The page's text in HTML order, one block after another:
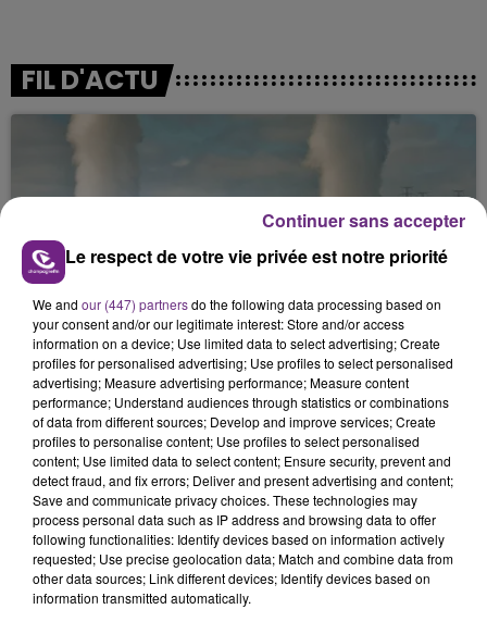
FIL D'ACTU
LA CENTRALE NUCLÉAIRE DE CHOOZ
TOUJOURS À L'ARRÊT
Cela fait déjà une semaine que la centrale
nucléaire ardennaise est à l'arrêt. Une situation
justifiée par la sécheresse intense qui est toujours
présente.
7 août 2026
LE MAGASIN JOUÉCLUB DE REIMS FERME
SES PORTES
Le respect de votre vie privée est notre priorité
We and our (447) partnersdo the following data processing based on
your consent and/or our legitimate interest: Store and/or access
information on a device; Use limited data to select advertising; Create
profiles for personalised advertising; Use profiles to select personalised
advertising; Measure advertising performance; Measure content
performance; Understand audiences through statistics or combinations
of data from different sources; Develop and improve services; Create
profiles to personalise content; Use profiles to select personalised
content; Use limited data to select content; Ensure security, prevent and
detect fraud, and fix errors; Deliver and present advertising and content;
Save and communicate privacy choices. These technologies may
process personal data such as IP address and browsing data to offer
following functionalities: Identify devices based on information actively
requested; Use precise geolocation data; Match and combine data from
other data sources; Link different devices; Identify devices based on
information transmitted automatically.
Continuer sans accepter